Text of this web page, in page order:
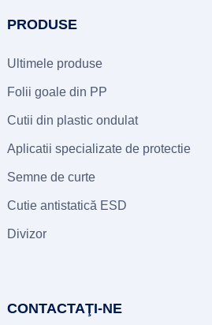
PRODUSE
Ultimele produse
Folii goale din PP
Cutii din plastic ondulat
Aplicatii specializate de protectie
Semne de curte
Cutie antistatică ESD
Divizor
CONTACTAŢI-NE